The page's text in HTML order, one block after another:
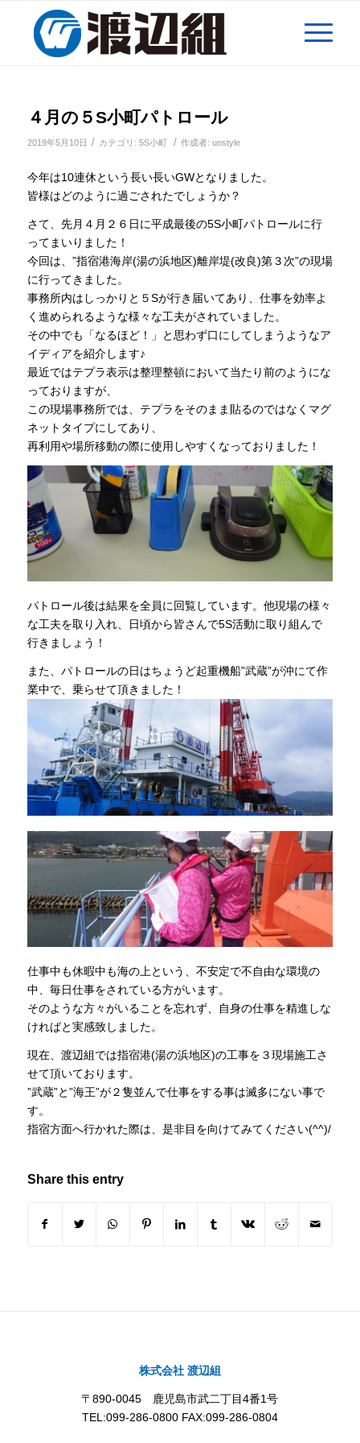
４月の５S小町パトロール
2019年5月10日 / カテゴリ: 5S小町 / 作成者: unstyle
今年は10連休という長い長いGWとなりました。
皆様はどのように過ごされたでしょうか？
さて、先月４月２６日に平成最後の5S小町パトロールに行
ってまいりました！
今回は、”指宿港海岸(湯の浜地区)離岸堤(改良)第３次”の現場
に行ってきました。
事務所内はしっかりと５Sが行き届いてあり、仕事を効率よ
く進められるような様々な工夫がされていました。
その中でも「なるほど！」と思わず口にしてしまうようなア
イディアを紹介します♪
最近ではテプラ表示は整理整頓において当たり前のようにな
っておりますが、
この現場事務所では、テプラをそのまま貼るのではなくマグ
ネットタイプにしてあり、
再利用や場所移動の際に使用しやすくなっておりました！
パトロール後は結果を全員に回覧しています。他現場の様々
な工夫を取り入れ、日頃から皆さんで5S活動に取り組んで
行きましょう！
また、パトロールの日はちょうど起重機船”武蔵”が沖にて作
業中で、乗らせて頂きました！
仕事中も休暇中も海の上という、不安定で不自由な環境の
中、毎日仕事をされている方がいます。
そのような方々がいることを忘れず、自身の仕事を精進しな
ければと実感致しました。
現在、渡辺組では指宿港(湯の浜地区)の工事を３現場施工さ
せて頂いております。
”武蔵”と”海王”が２隻並んで仕事をする事は滅多にない事で
す。
指宿方面へ行かれた際は、是非目を向けてみてください(^^)/
Share this entry
株式会社 渡辺組
〒890-0045 鹿児島市武二丁目4番1号
TEL:099-286-0800 FAX:099-286-0804